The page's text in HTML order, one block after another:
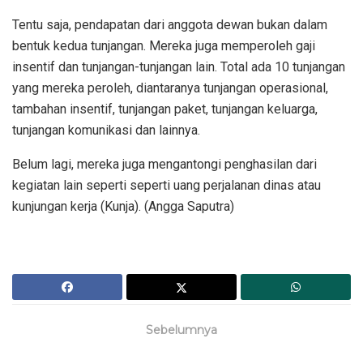
Tentu saja, pendapatan dari anggota dewan bukan dalam
bentuk kedua tunjangan. Mereka juga memperoleh gaji
insentif dan tunjangan-tunjangan lain. Total ada 10 tunjangan
yang mereka peroleh, diantaranya tunjangan operasional,
tambahan insentif, tunjangan paket, tunjangan keluarga,
tunjangan komunikasi dan lainnya.
Belum lagi, mereka juga mengantongi penghasilan dari
kegiatan lain seperti seperti uang perjalanan dinas atau
kunjungan kerja (Kunja). (Angga Saputra)
Sebelumnya